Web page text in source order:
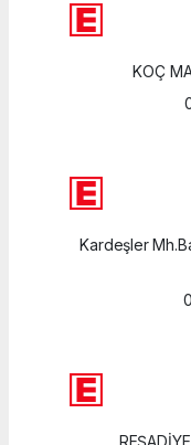
KOÇ
Kardeşler